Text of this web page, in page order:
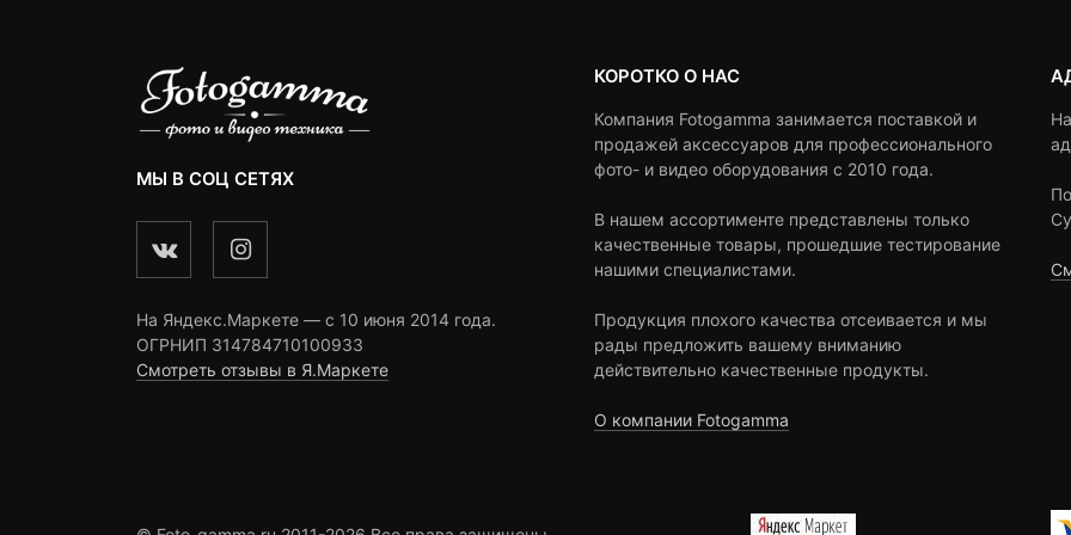
МЫ В СОЦ СЕТЯХ
На Яндекс.Маркете — c 10 июня 2014 года.
ОГРНИП 314784710100933
Смотреть отзывы в Я.Маркете
КОРОТКО О НАС
Компания Fotogamma занимается поставкой и
продажей аксессуаров для профессионального
фото- и видео оборудования с 2010 года.
В нашем ассортименте представлены только
качественные товары, прошедшие тестирование
нашими специалистами.
Продукция плохого качества отсеивается и мы
рады предложить вашему вниманию
действительно качественные продукты.
О компании Fotogamma